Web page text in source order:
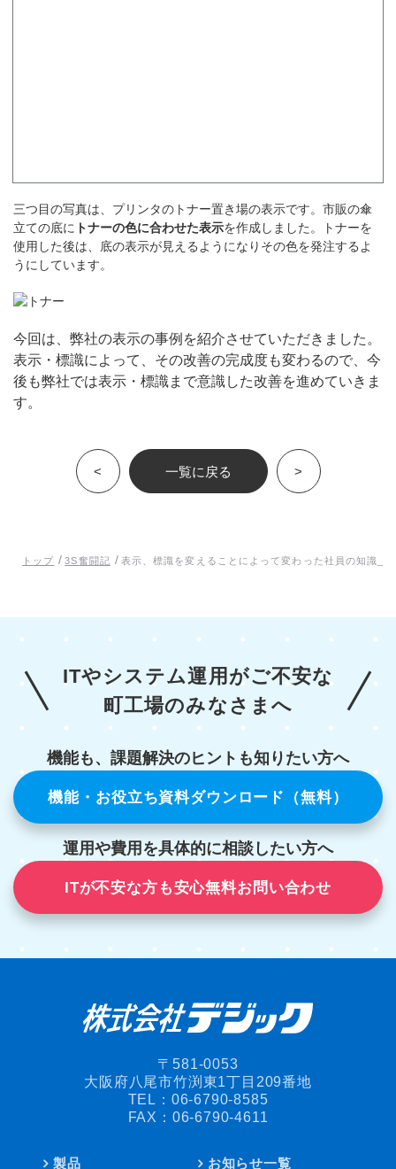
三つ目の写真は、プリンタのトナー置き場の表示です。市販の傘
立ての底に トナーの色に合わせた表示を作成しました。トナーを
使用した後は、底の表示が見えるようになりその色を発注するよ
うにしています。
今回は、弊社の表示の事例を紹介させていただきました。
表示・標識によって、その改善の完成度も変わるので、今
後も弊社では表示・標識まで意識した改善を進めていきま
す。
< 一覧に戻る >
トップ / 3S奮闘記 / 表示、標識を変えることによって変わった社員の知識
ITやシステム運用がご不安な
町工場のみなさまへ
機能も、課題解決のヒントも知りたい方へ
機能・お役立ち資料ダウンロード（無料）
運用や費用を具体的に相談したい方へ
ITが不安な方も安心無料お問い合わせ
〒581-0053
大阪府八尾市竹渕東1丁目209番地
TEL： 06-6790-8585
FAX：06-6790-4611
製品 お知らせ一覧